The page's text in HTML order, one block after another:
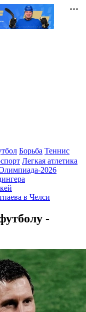
Борьба Теннис
Легкая атлетика
2026
в Челси
-